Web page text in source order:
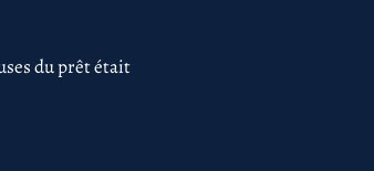
du prêt était